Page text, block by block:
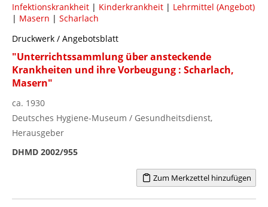
Infektionskrankheit | Kinderkrankheit | Lehrmittel (Angebot)
| Masern | Scharlach
Druckwerk / Angebotsblatt
"Unterrichtssammlung über ansteckende
Krankheiten und ihre Vorbeugung : Scharlach,
Masern"
ca. 1930
Deutsches Hygiene-Museum / Gesundheitsdienst,
Herausgeber
DHMD 2002/955
Zum Merkzettel hinzufügen